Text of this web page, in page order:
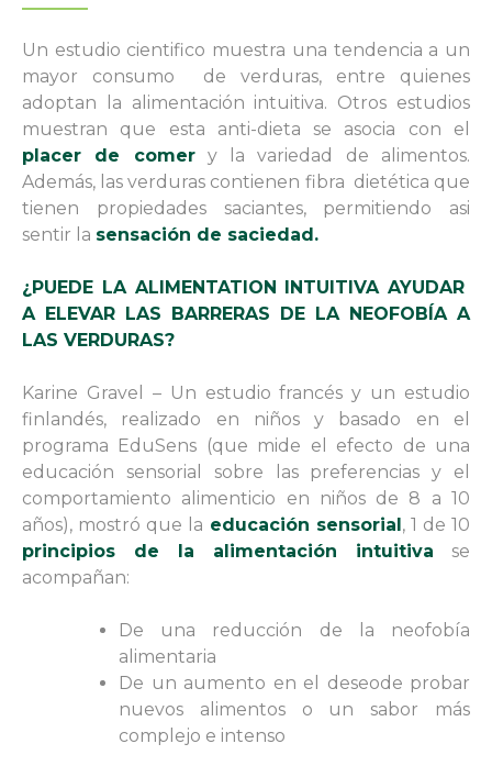
Un estudio cientifico muestra una tendencia a un
mayor consumo de verduras, entre quienes
adoptan la alimentación intuitiva. Otros estudios
muestran que esta anti-dieta se asocia con el
placer de comery la variedad de alimentos.
Además, las verduras contienen fibra dietética que
tienen propiedades saciantes, permitiendo asi
sentir la sensación de saciedad.
¿PUEDE LA ALIMENTATION INTUITIVA AYUDAR
A ELEVAR LAS BARRERAS DE LA NEOFOBÍA A
LAS VERDURAS?
Karine Gravel – Un estudio francés y un estudio
finlandés, realizado en niños y basado en el
programa EduSens (que mide el efecto de una
educación sensorial sobre las preferencias y el
comportamiento alimenticio en niños de 8 a 10
años), mostró que la educación sensorial , 1 de 10
principios de la alimentación intuitiva se
acompañan:
De una reducción de la neofobía
alimentaria
De un aumento en el deseode probar
nuevos alimentos o un sabor más
complejo e intenso